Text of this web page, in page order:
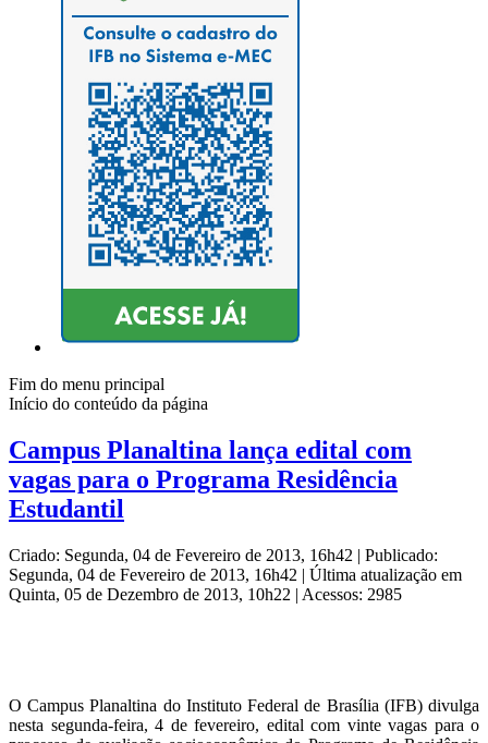
Fim do menu principal
Início do conteúdo da página
Campus Planaltina lança edital com
vagas para o Programa Residência
Estudantil
Criado: Segunda, 04 de Fevereiro de 2013, 16h42 | Publicado:
Segunda, 04 de Fevereiro de 2013, 16h42 | Última atualização em
Quinta, 05 de Dezembro de 2013, 10h22 | Acessos: 2985
O Campus Planaltina do Instituto Federal de Brasília (IFB) divulga
nesta segunda-feira, 4 de fevereiro, edital com vinte vagas para o